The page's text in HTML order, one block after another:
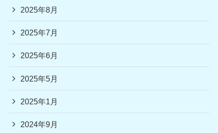
2025年8月
2025年7月
2025年6月
2025年5月
2025年1月
2024年9月